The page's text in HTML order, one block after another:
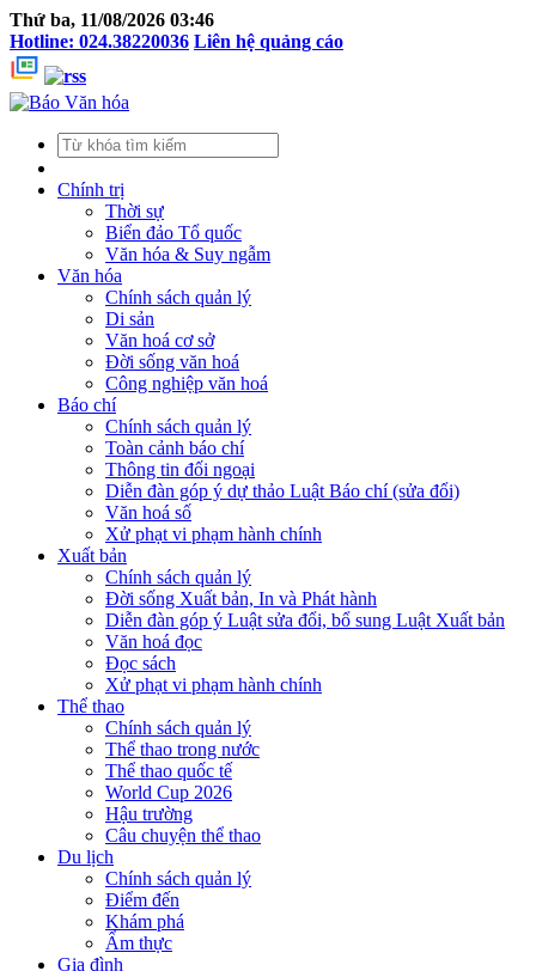
Thứ ba, 11/08/2026 03:46
Hotline: 024.38220036 Liên hệ quảng cáo
Chính trị
Thời sự
Biển đảo Tổ quốc
Văn hóa & Suy ngẫm
Văn hóa
Chính sách quản lý
Di sản
Văn hoá cơ sở
Đời sống văn hoá
Công nghiệp văn hoá
Báo chí
Chính sách quản lý
Toàn cảnh báo chí
Thông tin đối ngoại
Diễn đàn góp ý dự thảo Luật Báo chí (sửa đổi)
Văn hoá số
Xử phạt vi phạm hành chính
Xuất bản
Chính sách quản lý
Đời sống Xuất bản, In và Phát hành
Diễn đàn góp ý Luật sửa đổi, bổ sung Luật Xuất bản
Văn hoá đọc
Đọc sách
Xử phạt vi phạm hành chính
Thể thao
Chính sách quản lý
Thể thao trong nước
Thể thao quốc tế
World Cup 2026
Hậu trường
Câu chuyện thể thao
Du lịch
Chính sách quản lý
Điểm đến
Khám phá
Ẩm thực
Gia đình